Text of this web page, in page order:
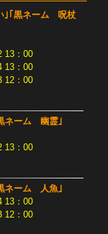
｣｢黒ネーム 呪杖
13：00
13：00
12：00
ネーム 幽霊｣
13：00
ネーム 人魚｣
13：00
12：00